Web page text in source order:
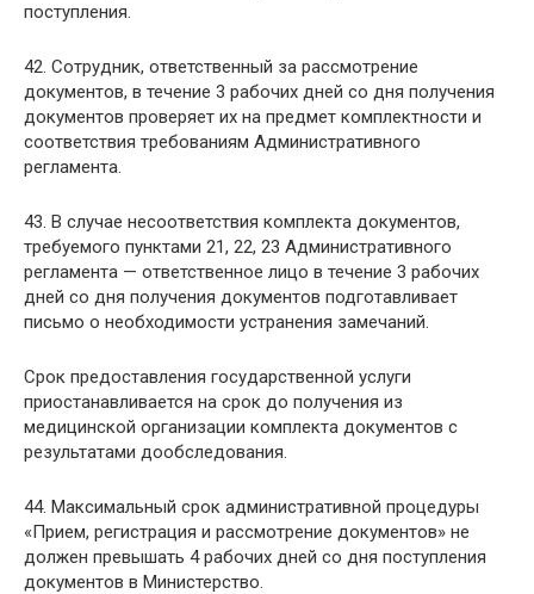
поступления.
42. Сотрудник, ответственный за рассмотрение
документов, в течение 3 рабочих дней со дня получения
документов проверяет их на предмет комплектности и
соответствия требованиям Административного
регламента.
43. В случае несоответствия комплекта документов,
требуемого пунктами 21, 22, 23 Административного
регламента — ответственное лицо в течение 3 рабочих
дней со дня получения документов подготавливает
письмо о необходимости устранения замечаний.
Срок предоставления государственной услуги
приостанавливается на срок до получения из
медицинской организации комплекта документов с
результатами дообследования.
44. Максимальный срок административной процедуры
«Прием, регистрация и рассмотрение документов» не
должен превышать 4 рабочих дней со дня поступления
документов в Министерство.